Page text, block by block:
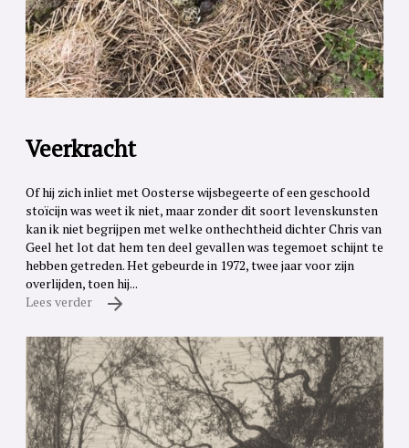
Veerkracht
Of hij zich inliet met Oosterse wijsbegeerte of een geschoold
stoïcijn was weet ik niet, maar zonder dit soort levenskunsten
kan ik niet begrijpen met welke onthechtheid dichter Chris van
Geel het lot dat hem ten deel gevallen was tegemoet schijnt te
hebben getreden. Het gebeurde in 1972, twee jaar voor zijn
overlijden, toen hij...
Lees verder